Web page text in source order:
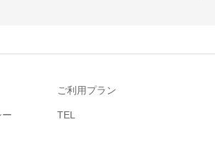
ご利用プラン
TEL